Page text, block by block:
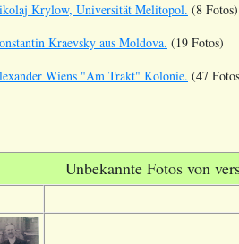
Krylow, Universität Melitopol. (8 Fotos)
Kraevsky aus Moldova. (19 Fotos)
Wiens "Am Trakt" Kolonie. (47
Unbekannte Fotos von